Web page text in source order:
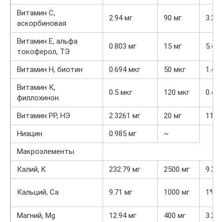
Витамин C,
аскорбиновая
2.94 мг 90 мг 3.3%
Витамин Е, альфа
токоферол, ТЭ
0.803 мг 15 мг 5.4%
Витамин Н, биотин 0.694 мкг 50 мкг
1.4%
Витамин К,
филлохинон
0.5 мкг 120 мкг 0.4%
Витамин РР, НЭ 2.3261 мг 20 мг
Ниацин
0.985 мг
~
Макроэлементы
Калий, K
232.79 мг 2500 мг 9.3%
Кальций, Ca 9.71 мг 1000 мг 1%
Магний, Mg 12.94 мг 400 мг 3.2%